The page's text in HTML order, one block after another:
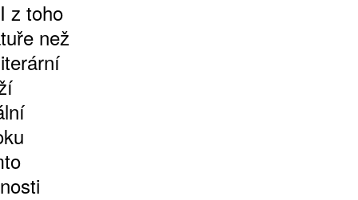
z toho
než